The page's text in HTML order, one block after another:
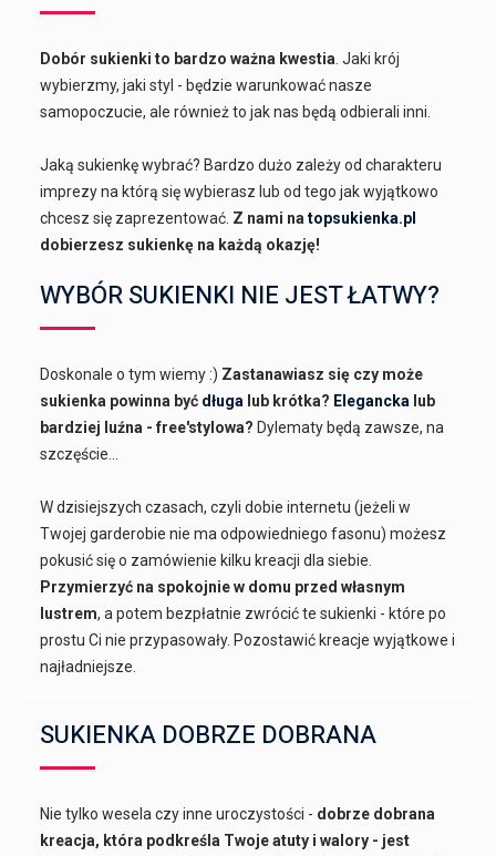
Dobór sukienki to bardzo ważna kwestia . Jaki krój
wybierzmy, jaki styl - będzie warunkować nasze
samopoczucie, ale również to jak nas będą odbierali inni.
Jaką sukienkę wybrać? Bardzo dużo zależy od charakteru
imprezy na którą się wybierasz lub od tego jak wyjątkowo
chcesz się zaprezentować. Z nami natopsukienka.pl
dobierzesz sukienkę na każdą okazję!
WYBÓR SUKIENKI NIE JEST ŁATWY?
Doskonale o tym wiemy :) Zastanawiasz się czy może
sukienka powinna być długa lub krótka? Elegancka lub
bardziej luźna - free'stylowa? Dylematy będą zawsze, na
szczęście...
W dzisiejszych czasach, czyli dobie internetu (jeżeli w
Twojej garderobie nie ma odpowiedniego fasonu) możesz
pokusić się o zamówienie kilku kreacji dla siebie.
Przymierzyć na spokojnie w domu przed własnym
lustrem, a potem bezpłatnie zwrócić te sukienki - które po
prostu Ci nie przypasowały. Pozostawić kreacje wyjątkowe i
najładniejsze.
SUKIENKA DOBRZE DOBRANA
Nie tylko wesela czy inne uroczystości - dobrze dobrana
kreacja, która podkreśla Twoje atuty i walory - jest